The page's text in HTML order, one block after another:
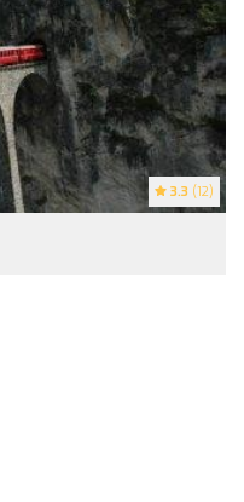
3.3 (12)